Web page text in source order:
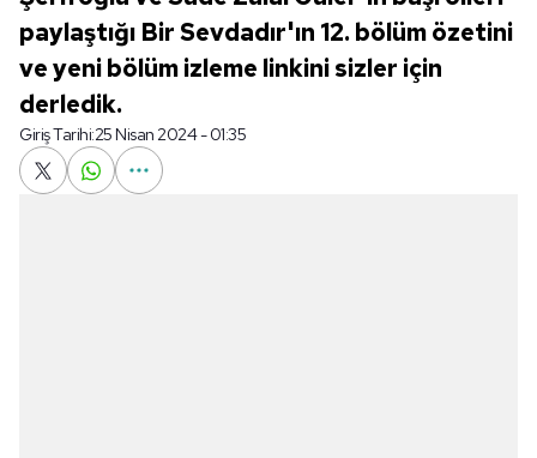
paylaştığı Bir Sevdadır'ın 12. bölüm özetini
ve yeni bölüm izleme linkini sizler için
derledik.
Giriş Tarihi:25 Nisan 2024 - 01:35